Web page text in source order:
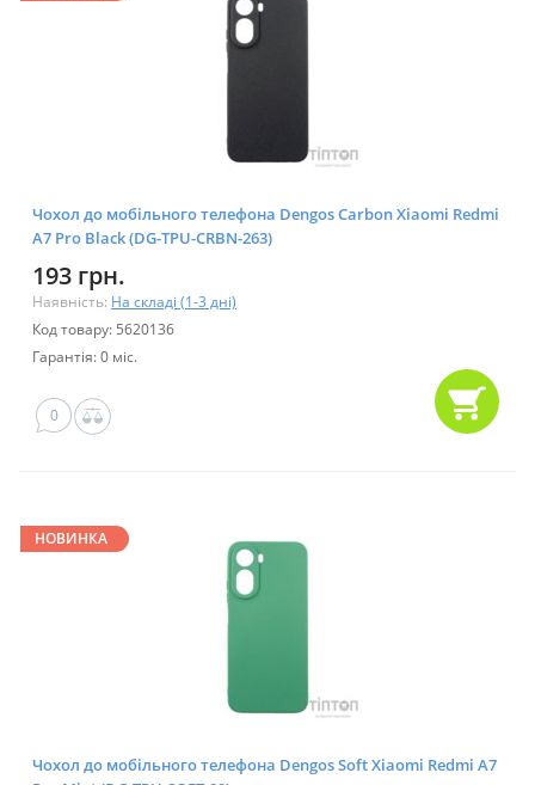
Чохол до мобільного телефона Dengos Carbon Xiaomi Redmi
A7 Pro Black (DG-TPU-CRBN-263)
193 грн.
Наявність: На складі (1-3 дні)
Код товару: 5620136
Гарантія: 0 міс.
0
НОВИНКА
Чохол до мобільного телефона Dengos Soft Xiaomi Redmi A7